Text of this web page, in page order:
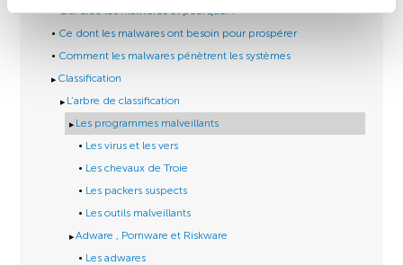
Qui crée les malwares et pourquoi ?
Ce dont les malwares ont besoin pour prospérer
Comment les malwares pénètrent les systèmes
Classification
L’arbre de classification
Les programmes malveillants
Les virus et les vers
Les chevaux de Troie
Les packers suspects
Les outils malveillants
Adware , Pornware et Riskware
Les adwares